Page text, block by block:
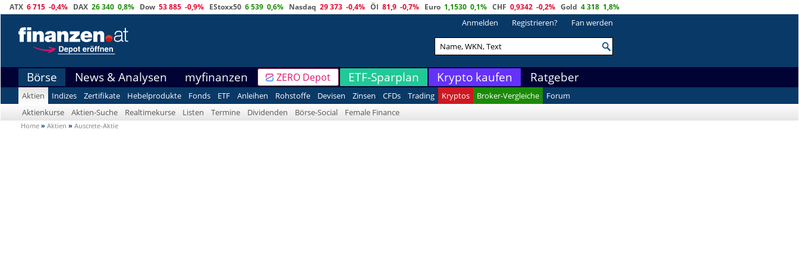
ATX 6 715 -0,4% DAX 26 340 0,8% Dow 53 885 -0,9% EStoxx50 6 539 0,6% Nasdaq 29 373 -0,4% Öl 81,9 -0,7% Euro 1,1530 0,1% CHF 0,9342 -0,2% Gold 4 318 1,8%
Anmelden Registrieren? Fan werden
Börse News & Analysen myfinanzen ZERO Depot ETF-Sparplan Krypto kaufen Ratgeber
Aktien Indizes Zertifikate Hebelprodukte Fonds ETF Anleihen Rohstoffe Devisen Zinsen CFDs Trading Kryptos Broker-Vergleiche
Forum
Aktienkurse
Aktien-Suche Realtimekurse Listen Termine Dividenden Börse-Social Female Finance
Home » Aktien » Auscrete-Aktie